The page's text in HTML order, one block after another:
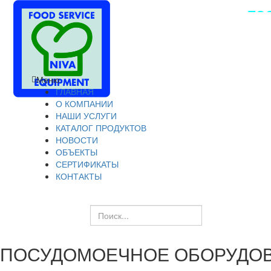
Меню
ГЛАВНАЯ
О КОМПАНИИ
НАШИ УСЛУГИ
КАТАЛОГ ПРОДУКТОВ
НОВОСТИ
ОБЪЕКТЫ
СЕРТИФИКАТЫ
КОНТАКТЫ
ПОСУДОМОЕЧНОЕ